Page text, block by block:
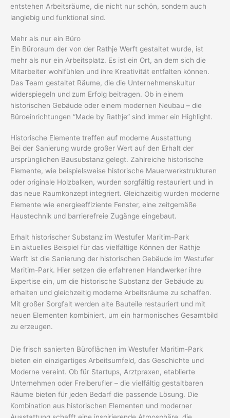
entstehen Arbeitsräume, die nicht nur schön, sondern auch
langlebig und funktional sind.
Mehr als nur ein Büro
Ein Büroraum der von der Rathje Werft gestaltet wurde, ist
mehr als nur ein Arbeitsplatz. Es ist ein Ort, an dem sich die
Mitarbeiter wohlfühlen und ihre Kreativität entfalten können.
Das Team gestaltet Räume, die die Unternehmenskultur
widerspiegeln und zum Erfolg beitragen. Ob in einem
historischen Gebäude oder einem modernen Neubau – die
Büroeinrichtungen “Made by Rathje” sind immer ein Highlight.
Historische Elemente treffen auf moderne Ausstattung
Bei der Sanierung wurde großer Wert auf den Erhalt der
ursprünglichen Bausubstanz gelegt. Zahlreiche historische
Elemente, wie beispielsweise historische Mauerwerkstrukturen
oder originale Holzbalken, wurden sorgfältig restauriert und in
das neue Raumkonzept integriert. Gleichzeitig wurden moderne
Elemente wie energieeffiziente Fenster, eine zeitgemäße
Haustechnik und barrierefreie Zugänge eingebaut.
Erhalt historischer Substanz im Westufer Maritim-Park
Ein aktuelles Beispiel für das vielfältige Können der Rathje
Werft ist die Sanierung der historischen Gebäude im Westufer
Maritim-Park. Hier setzen die erfahrenen Handwerker ihre
Expertise ein, um die historische Substanz der Gebäude zu
erhalten und gleichzeitig moderne Arbeitsräume zu schaffen.
Mit großer Sorgfalt werden alte Bauteile restauriert und mit
neuen Elementen kombiniert, um ein harmonisches Gesamtbild
zu erzeugen.
Die frisch sanierten Büroflächen im Westufer Maritim-Park
bieten ein einzigartiges Arbeitsumfeld, das Geschichte und
Moderne vereint. Ob für Startups, Arztpraxen, etablierte
Unternehmen oder Freiberufler – die vielfältig gestaltbaren
Räume bieten für jeden Bedarf die passende Lösung. Die
Kombination aus historischen Elementen und moderner